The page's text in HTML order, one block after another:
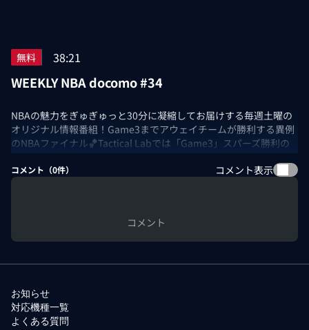
無料 38:21
WEEKLY NBA docomo #34
NBAの魅力をぎゅぎゅっと30分に凝縮してお届けする毎週土曜の
オリジナル情報番組！Game3までアウェイチームが勝利する異例
のNBAファイナル🏀Tactical Labでは「Game3」スパーズ勝利の
要因、ウェンバンヤマの活用方法を徹底解説！ファイナル史上最
大29点差の逆転劇、決勝弾に歓喜が爆発しまくりの「Game4」ニ
ックスの活躍選手についても解説！ロッカールームコーナーで
コメント（0件） コメント表示
コメント
お知らせ
対応機種一覧
よくある質問